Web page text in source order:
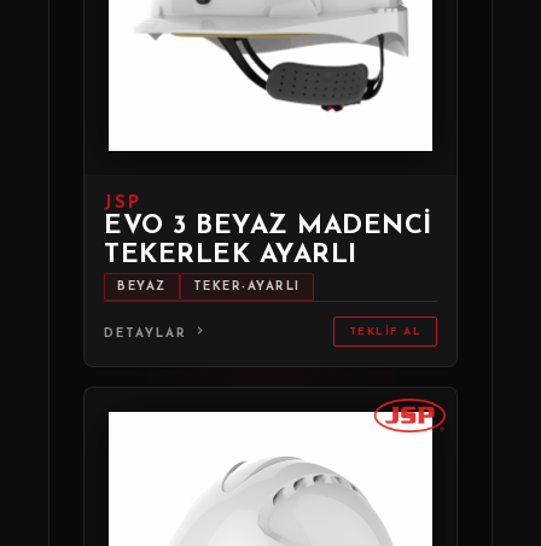
JSP
EVO 3 BEYAZ MADENCI
TEKERLEK AYARLI
BEYAZ TEKER-AYARLI
DETAYLAR TEKLIF AL